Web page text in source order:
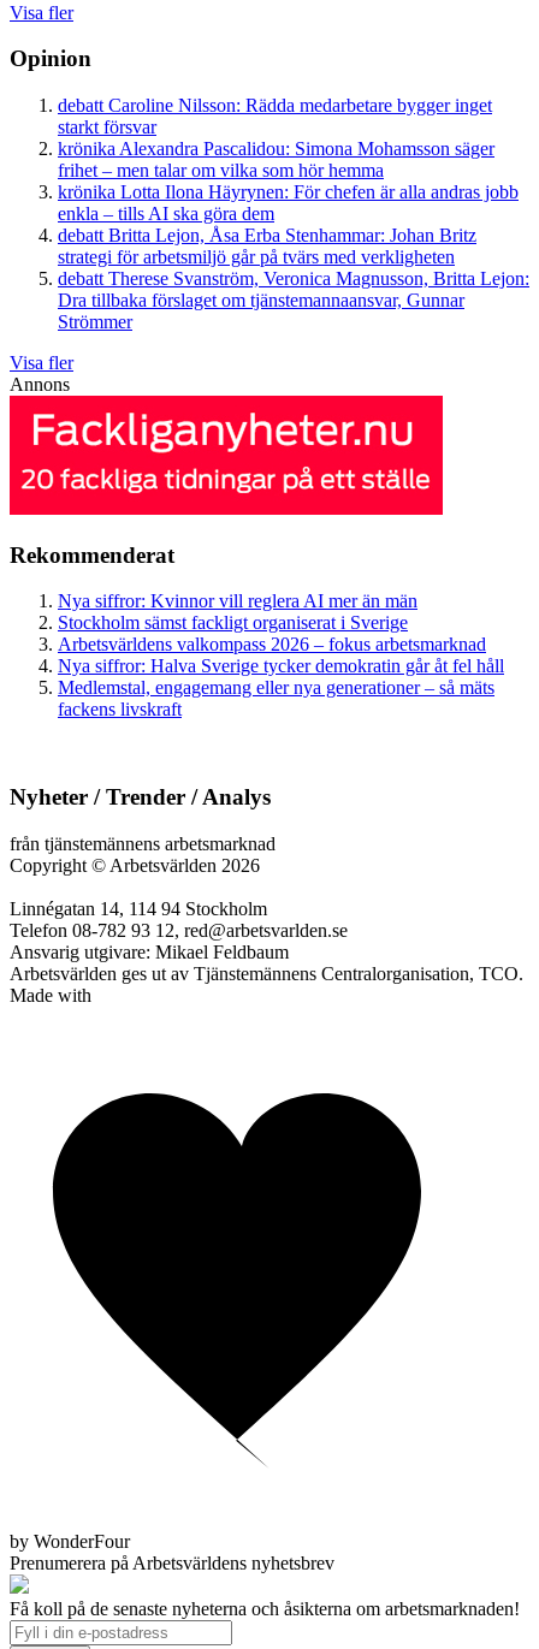
Visa fler
Opinion
debatt Caroline Nilsson: Rädda medarbetare bygger inget
starkt försvar
krönika Alexandra Pascalidou: Simona Mohamsson säger
frihet – men talar om vilka som hör hemma
krönika Lotta Ilona Häyrynen: För chefen är alla andras jobb
enkla – tills AI ska göra dem
debatt Britta Lejon, Åsa Erba Stenhammar: Johan Britz
strategi för arbetsmiljö går på tvärs med verkligheten
debatt Therese Svanström, Veronica Magnusson, Britta Lejon:
Dra tillbaka förslaget om tjänstemannaansvar, Gunnar
Strömmer
Visa fler
Annons
Rekommenderat
Nya siffror: Kvinnor vill reglera AI mer än män
Stockholm sämst fackligt organiserat i Sverige
Arbetsvärldens valkompass 2026 – fokus arbetsmarknad
Nya siffror: Halva Sverige tycker demokratin går åt fel håll
Medlemstal, engagemang eller nya generationer – så mäts
fackens livskraft
Nyheter / Trender / Analys
från tjänstemännens arbetsmarknad
Copyright © Arbetsvärlden 2026
Linnégatan 14, 114 94 Stockholm
Telefon 08-782 93 12, red@arbetsvarlden.se
Ansvarig utgivare: Mikael Feldbaum
Arbetsvärlden ges ut av Tjänstemännens Centralorganisation, TCO.
Made with
by WonderFour
Prenumerera på Arbetsvärldens nyhetsbrev
Få koll på de senaste nyheterna och åsikterna om arbetsmarknaden!